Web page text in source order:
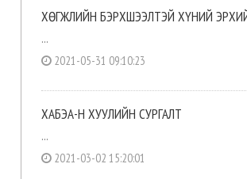
ХӨГЖЛИЙН БЭРХШЭЭЛТЭЙ ХҮНИЙ
...
2021-05-31 09:10:23
ХАБЭА-Н ХУУЛИЙН СУРГАЛТ
...
2021-03-02 15:20:01